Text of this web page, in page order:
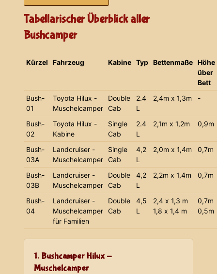
Tabellarischer Überblick aller
Bushcamper
Kürzel Fahrzeug Kabine Typ Bettenmaße Höhe
über
Bett
Bush-
01
Toyota Hilux -
Muschelcamper
Double
Cab
2.4
L
2,4m x 1,3m -
Bush-
02
Toyota Hilux -
Kabine
Single
Cab
2.4
L
2,1m x 1,2m 0,9m
Bush-
03A
Landcruiser -
Muschelcamper
Single
Cab
4,2
L
2,0m x 1,4m 0,7m
Bush-
03B
Landcruiser -
Muschelcamper
Double
Cab
4,2
L
2,2m x 1,4m 0,7m
Bush-
04
Landcruiser -
Muschelcamper
für Familien
Double
Cab
4,5
L
2,4 x 1,3 m
1,8 x 1,4 m
0,7m
0,5m
1. Bushcamper Hilux -
Muschelcamper